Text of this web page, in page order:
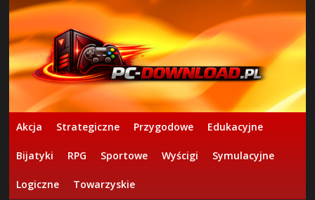
Akcja Strategiczne Przygodowe Edukacyjne
Bijatyki RPG Sportowe Wyścigi Symulacyjne
Logiczne Towarzyskie